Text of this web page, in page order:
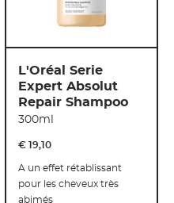
L'Oréal Serie
Expert Absolut
Repair Shampoo
300ml
€ 19, 10
A un effet rétablissant
pour les cheveux très
abimés